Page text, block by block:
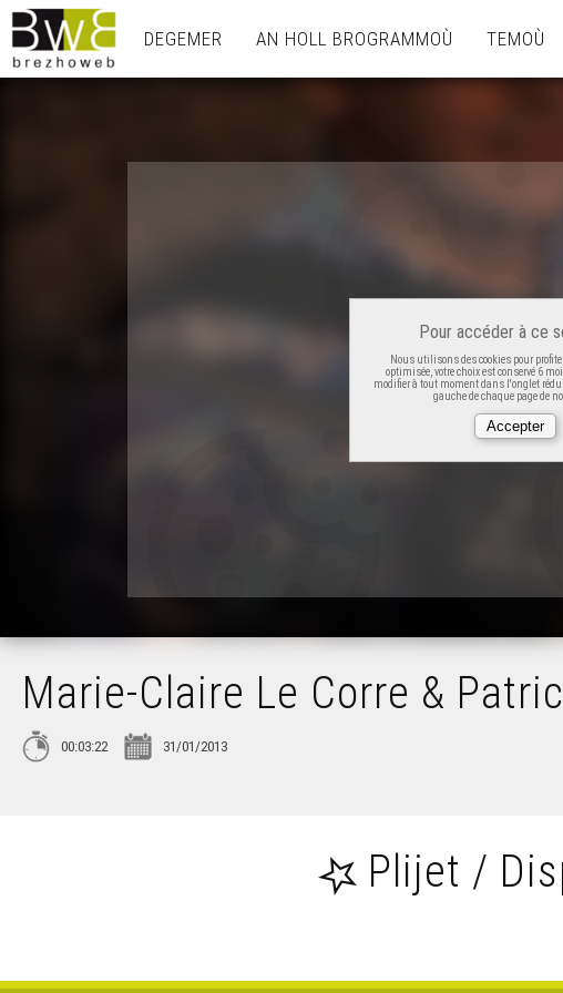
DEGEMER AN HOLL BROGRAMMOÙ TEMOÙ
Pour accéder à ce
Nous utilisons des cookies pour
optimisée, votre choix est conservé 6
modifier à tout moment dans l'onglet
gauche de chaque page de
Marie-Claire Le Corre &
00:03:22 31/01/2013
Plijet /